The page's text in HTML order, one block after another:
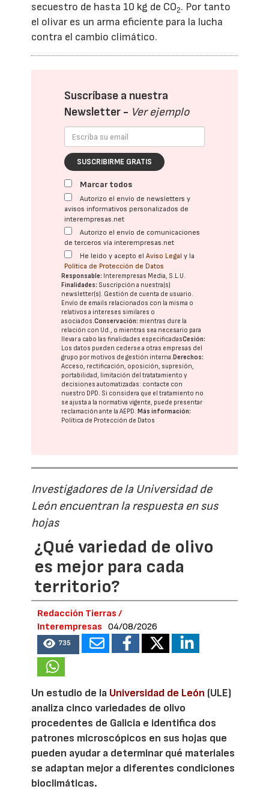
secuestro de hasta 10 kg de CO2. Por tanto
el olivar es un arma eficiente para la lucha
contra el cambio climático.
Suscríbase a nuestra
Newsletter - Ver ejemplo
SUSCRIBIRME GRATIS
Marcar todos
Autorizo el envío de newsletters y
avisos informativos personalizados de
interempresas.net
Autorizo el envío de comunicaciones
de terceros vía interempresas.net
He leído y acepto elAviso Legal y la
Política de Protección de Datos
Responsable: Interempresas Media, S.L.U.
Finalidades: Suscripción a nuestra(s)
newsletter(s). Gestión de cuenta de usuario.
Envío de emails relacionados con la misma o
relativos a intereses similares o
asociados.Conservación: mientras dure la
relación con Ud., o mientras sea necesario para
llevar a cabo las finalidades especificadasCesión:
Los datos pueden cederse a otras empresas del
grupo por motivos de gestión interna. Derechos:
Acceso, rectificación, oposición, supresión,
portabilidad, limitación del tratatamiento y
decisiones automatizadas: contacte con
nuestro DPD. Si considera que el tratamiento no
se ajusta a la normativa vigente, puede presentar
reclamación ante laAEPD. Más información:
Política de Protección de Datos
Investigadores de la Universidad de
León encuentran la respuesta en sus
hojas
¿Qué variedad de olivo
es mejor para cada
territorio?
Redacción Tierras /
Interempresas
04/08/2026
735
Un estudio de la Universidad de León (ULE)
analiza cinco variedades de olivo
procedentes de Galicia e identifica dos
patrones microscópicos en sus hojas que
pueden ayudar a determinar qué materiales
se adaptan mejor a diferentes condiciones
bioclimáticas.